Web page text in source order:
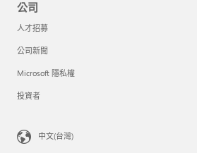
公司
人才招募
公司新聞
Microsoft 隱私權
投資者
中文(台灣)